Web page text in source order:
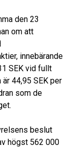
den 23
om att
innebärande
SEK vid fullt
44,95 SEK per
som de
beslut
högst 562 000